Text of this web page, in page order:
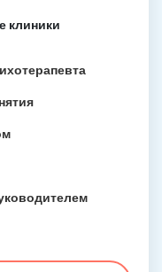
клиники